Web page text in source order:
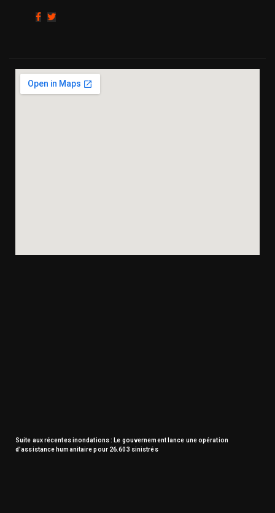
Suite aux récentes inondations : Le gouvernement lance une opération
d’assistance humanitaire pour 26.603 sinistrés